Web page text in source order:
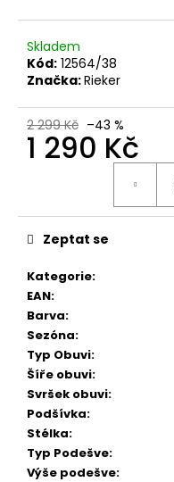
Skladem
Kód: 12564/38
Značka:Rieker
2 299 Kč –43 %
1 290 Kč
Kategorie:
EAN:
Barva:
Sezóna:
Typ Obuvi:
Šíře obuvi:
Svršek obuvi:
Podšívka:
Stélka:
Typ Podešve:
Výše podešve:
Zeptat se
e
DÁMSKÉ
NA
KLÍNKU
MARCO
TOZZI
876
Kč
Původně:
499
Kč